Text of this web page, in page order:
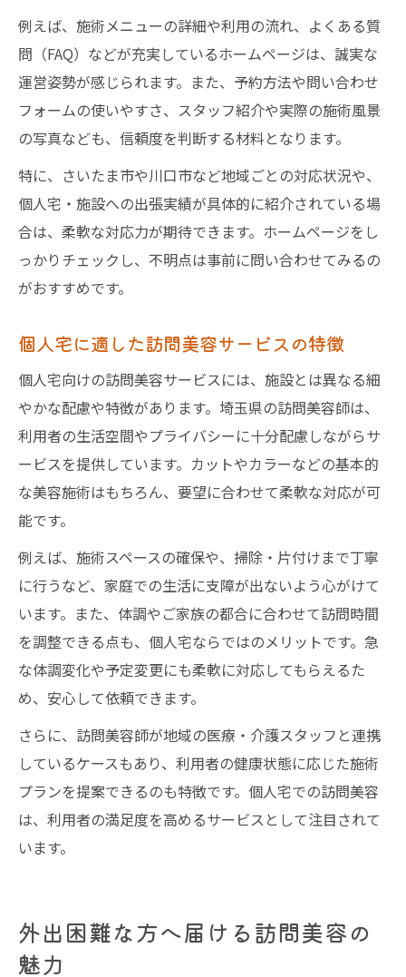
例えば、施術メニューの詳細や利用の流れ、よくある質
問（FAQ）などが充実しているホームページは、誠実な
運営姿勢が感じられます。また、予約方法や問い合わせ
フォームの使いやすさ、スタッフ紹介や実際の施術風景
の写真なども、信頼度を判断する材料となります。
特に、さいたま市や川口市など地域ごとの対応状況や、
個人宅・施設への出張実績が具体的に紹介されている場
合は、柔軟な対応力が期待できます。ホームページをし
っかりチェックし、不明点は事前に問い合わせてみるの
がおすすめです。
個人宅に適した訪問美容サービスの特徴
個人宅向けの訪問美容サービスには、施設とは異なる細
やかな配慮や特徴があります。埼玉県の訪問美容師は、
利用者の生活空間やプライバシーに十分配慮しながらサ
ービスを提供しています。カットやカラーなどの基本的
な美容施術はもちろん、要望に合わせて柔軟な対応が可
能です。
例えば、施術スペースの確保や、掃除・片付けまで丁寧
に行うなど、家庭での生活に支障が出ないよう心がけて
います。また、体調やご家族の都合に合わせて訪問時間
を調整できる点も、個人宅ならではのメリットです。急
な体調変化や予定変更にも柔軟に対応してもらえるた
め、安心して依頼できます。
さらに、訪問美容師が地域の医療・介護スタッフと連携
しているケースもあり、利用者の健康状態に応じた施術
プランを提案できるのも特徴です。個人宅での訪問美容
は、利用者の満足度を高めるサービスとして注目されて
います。
外出困難な方へ届ける訪問美容の
魅力